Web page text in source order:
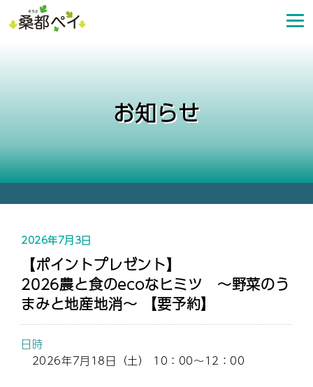
ン
プ
お知らせ
2026年7月3日
【ポイントプレゼント】
2026農と食のecoなヒミツ ～野菜のう
まみと地産地消～ 【要予約】
日時
2026年7月18日（土） 10：00～12：00